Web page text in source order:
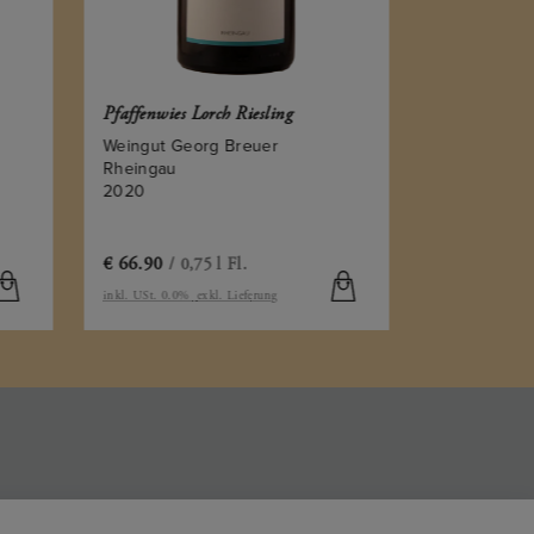
Pfaffenwies Lorch Riesling
Weingut Georg Breuer
Rheingau
2020
€ 66.90 / 0,75 l Fl.
inkl. USt. 0.0% exkl. Lieferung